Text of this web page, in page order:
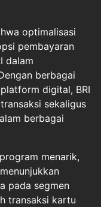
optimalisasi
pembayaran
dalam
berbagai
digital, BRI
sekaligus
berbagai
menarik,
pada segmen
transaksi kartu